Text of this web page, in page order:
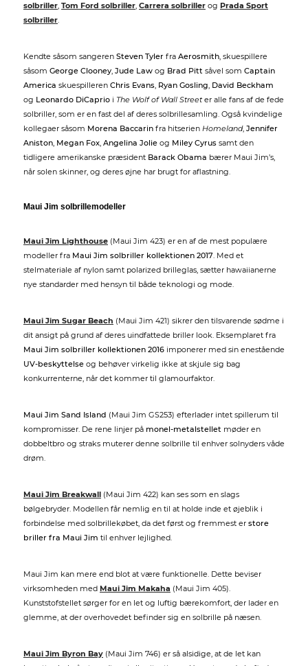
solbriller, Tom Ford solbriller, Carrera solbriller og Prada Sport
solbriller.
Kendte såsom sangeren Steven Tyler fra Aerosmith, skuespillere
såsom George Clooney, Jude Law og Brad Pitt såvel som Captain
America skuespilleren Chris Evans, Ryan Gosling, David Beckham
og Leonardo DiCaprio i The Wolf of Wall Streeter alle fans af de fede
solbriller, som er en fast del af deres solbrillesamling. Også kvindelige
kollegaer såsom Morena Baccarin fra hitserien Homeland, Jennifer
Aniston, Megan Fox, Angelina Jolie og Miley Cyrus samt den
tidligere amerikanske præsident Barack Obama bærer Maui Jim’s,
når solen skinner, og deres øjne har brugt for aflastning.
Maui Jim solbrillemodeller
Maui Jim Lighthouse (Maui Jim 423) er en af de mest populære
modeller fra Maui Jim solbriller kollektionen 2017. Med et
stelmateriale af nylon samt polarized brilleglas, sætter hawaiianerne
nye standarder med hensyn til både teknologi og mode.
Maui Jim Sugar Beach (Maui Jim 421) sikrer den tilsvarende sødme i
dit ansigt på grund af deres uindfattede briller look. Eksemplaret fra
Maui Jim solbriller kollektionen 2016 imponerer med sin enestående
UV-beskyttelse og behøver virkelig ikke at skjule sig bag
konkurrenterne, når det kommer til glamourfaktor.
Maui Jim Sand Island (Maui Jim GS253) efterlader intet spillerum til
kompromisser. De rene linjer på monel-metalstellet møder en
dobbeltbro og straks muterer denne solbrille til enhver solnyders våde
drøm.
Maui Jim Breakwall (Maui Jim 422) kan ses som en slags
bølgebryder. Modellen får nemlig en til at holde inde et øjeblik i
forbindelse med solbrillekøbet, da det først og fremmest er store
briller fra Maui Jim til enhver lejlighed.
Maui Jim kan mere end blot at være funktionelle. Dette beviser
virksomheden med Maui Jim Makaha (Maui Jim 405).
Kunststofstellet sørger for en let og luftig bærekomfort, der lader en
glemme, at der overhovedet befinder sig en solbrille på næsen.
Maui Jim Byron Bay (Maui Jim 746) er så alsidige, at de let kan